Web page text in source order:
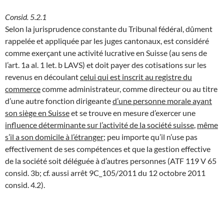
Consid. 5.2.1
Selon la jurisprudence constante du Tribunal fédéral, dûment
rappelée et appliquée par les juges cantonaux, est considéré
comme exerçant une activité lucrative en Suisse (au sens de
l’art. 1a al. 1 let. b LAVS) et doit payer des cotisations sur les
revenus en découlantcelui qui est inscrit au registre du
commercecomme administrateur, comme directeur ou au titre
d’une autre fonction dirigeanted’une personne morale ayant
son siège en Suisseet se trouve en mesure d’exercer une
influence déterminante sur l’activité de la société suisse même
s’il a son domicile à l’étranger; peu importe qu’il n’use pas
effectivement de ses compétences et que la gestion effective
de la société soit déléguée à d’autres personnes (ATF 119 V 65
consid. 3b; cf. aussi arrêt 9C_105/2011 du 12 octobre 2011
consid. 4.2).